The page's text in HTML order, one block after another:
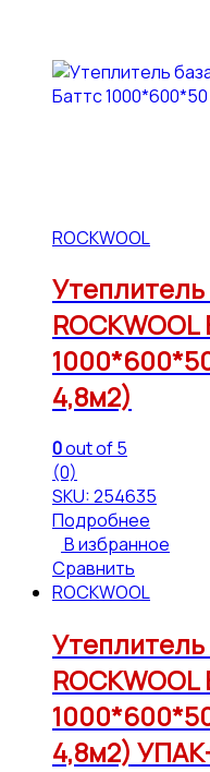
ROCKWOOL
4,8м2)
0out of 5
(0)
SKU: 254635
Подробнее
В избранное
Сравнить
ROCKWOOL
4,8м2)